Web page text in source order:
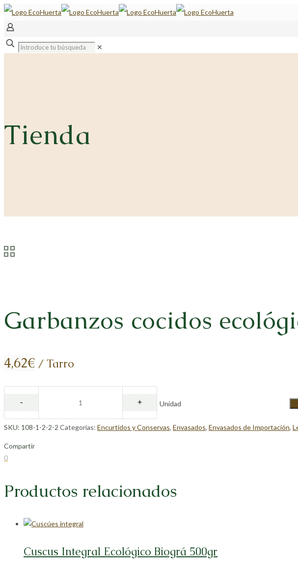
✕
Tienda
Garbanzos cocidos
4,62€ / Tarro
Unidad
SKU: 108-1-2-2-2 Categorías: Encurtidos y Conservas, Envasados, Envasados de Importación,
Compartir
Compartir
Compartir
Compartir
Compartir
0
Productos relacionados
Cuscus Integral Ecológico Biográ 500gr